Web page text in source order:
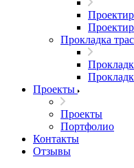
Прокладка
Проекты
Проекты
Портфолио
Контакты
Отзывы